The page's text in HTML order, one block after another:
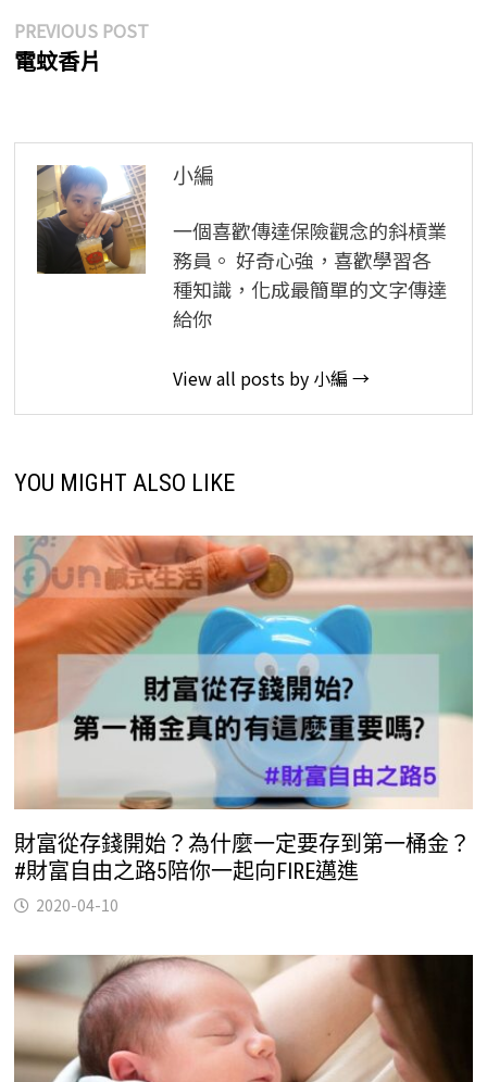
文
章
覽
PREVIOUS POSTPrevious
電蚊香片
小編
一個喜歡傳達保險觀念的斜槓業
務員。 好奇心強，喜歡學習各
種知識，化成最簡單的文字傳達
給你
View all posts by 小編 →
YOU MIGHT ALSO LIKE
財富從存錢開始？為什麼一定要存到第一桶金？
#財富自由之路5陪你一起向FIRE邁進
2020-04-10